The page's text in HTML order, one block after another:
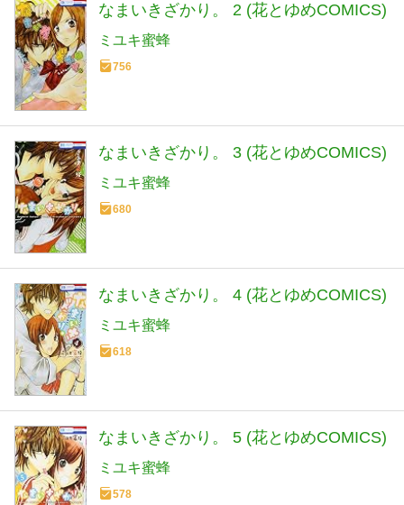
なまいきざかり。 2 (花とゆめCOMICS)
ミユキ蜜蜂
756
なまいきざかり。 3 (花とゆめCOMICS)
ミユキ蜜蜂
680
なまいきざかり。 4 (花とゆめCOMICS)
ミユキ蜜蜂
618
なまいきざかり。 5 (花とゆめCOMICS)
ミユキ蜜蜂
578